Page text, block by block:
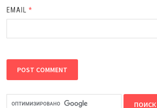
EMAIL*